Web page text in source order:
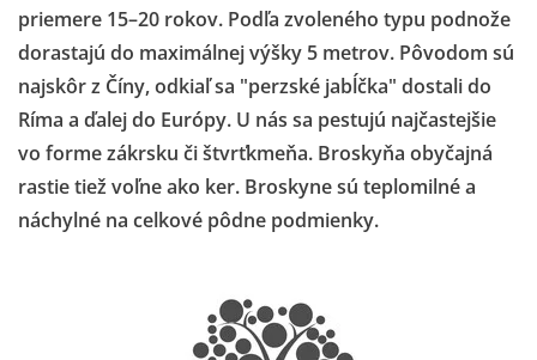
priemere 15–20 rokov. Podľa zvoleného typu podnože
dorastajú do maximálnej výšky 5 metrov. Pôvodom sú
najskôr z Číny, odkiaľ sa "perzské jabĺčka" dostali do
Ríma a ďalej do Európy. U nás sa pestujú najčastejšie
vo forme zákrsku či štvrťkmeňa. Broskyňa obyčajná
rastie tiež voľne ako ker. Broskyne sú teplomilné a
náchylné na celkové pôdne podmienky.